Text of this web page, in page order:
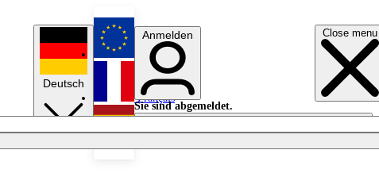
Close menu
Deutsch
English
Français
Anmelden
Sie sind abgemeldet.
Anmelden
Licht aus